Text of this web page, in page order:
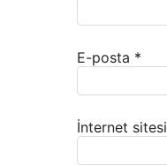
E-posta *
İnternet sitesi